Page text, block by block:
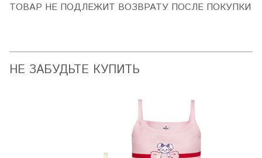
ТОВАР НЕ ПОДЛЕЖИТ ВОЗВРАТУ ПОСЛЕ ПОКУПКИ
НЕ ЗАБУДЬТЕ КУПИТЬ